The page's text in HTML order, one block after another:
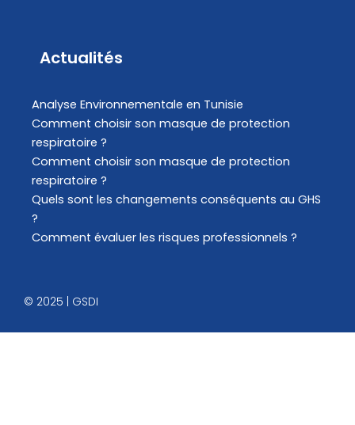
Actualités
Analyse Environnementale en Tunisie
Comment choisir son masque de protection
respiratoire ?
Comment choisir son masque de protection
respiratoire ?
Quels sont les changements conséquents au GHS
?
Comment évaluer les risques professionnels ?
© 2025 | GSDI